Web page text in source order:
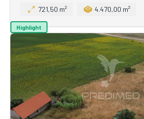
721,50 m² 4.470,00 m²
Highlight